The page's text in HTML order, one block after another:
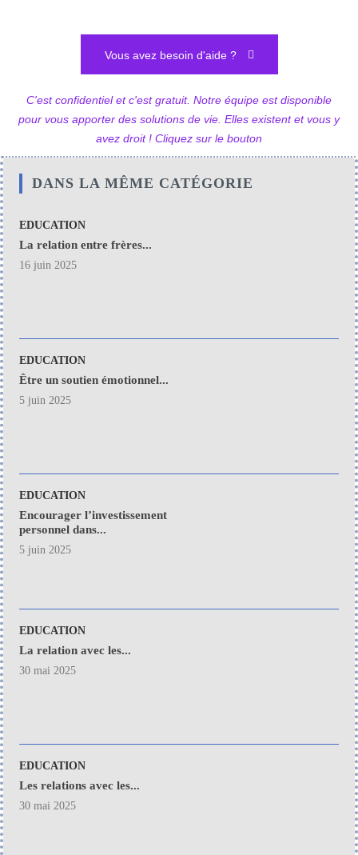
Vous avez besoin d'aide ?
C'est confidentiel et c'est gratuit. Notre équipe est disponible
pour vous apporter des solutions de vie. Elles existent et vous y
avez droit ! Cliquez sur le bouton
DANS LA MÊME CATÉGORIE
EDUCATION
La relation entre frères...
16 juin 2025
EDUCATION
Être un soutien émotionnel...
5 juin 2025
EDUCATION
Encourager l’investissement
personnel dans...
5 juin 2025
EDUCATION
La relation avec les...
30 mai 2025
EDUCATION
Les relations avec les...
30 mai 2025